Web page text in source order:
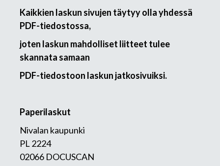
Kaikkien laskun sivujen täytyy olla yhdessä
PDF-tiedostossa,
joten laskun mahdolliset liitteet tulee
skannata samaan
PDF-tiedostoon laskun jatkosivuiksi.
Paperilaskut
Nivalan kaupunki
PL 2224
02066 DOCUSCAN